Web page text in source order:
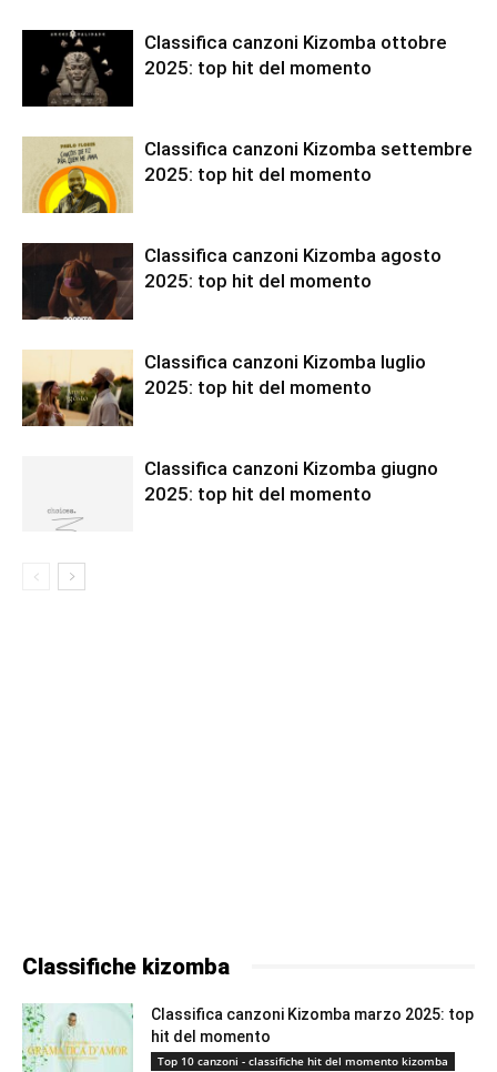
Classifica canzoni Kizomba ottobre
2025: top hit del momento
Classifica canzoni Kizomba settembre
2025: top hit del momento
Classifica canzoni Kizomba agosto
2025: top hit del momento
Classifica canzoni Kizomba luglio
2025: top hit del momento
Classifica canzoni Kizomba giugno
2025: top hit del momento
Classifiche kizomba
Classifica canzoni Kizomba marzo 2025: top
hit del momento
Top 10 canzoni - classifiche hit del momento kizomba